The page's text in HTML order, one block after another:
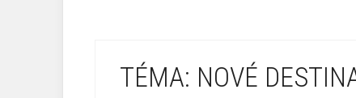
TÉMA: NOVÉ